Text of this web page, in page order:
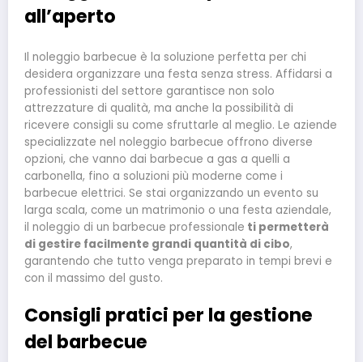
all’aperto
Il noleggio barbecue è la soluzione perfetta per chi
desidera organizzare una festa senza stress. Affidarsi a
professionisti del settore garantisce non solo
attrezzature di qualità, ma anche la possibilità di
ricevere consigli su come sfruttarle al meglio. Le aziende
specializzate nel noleggio barbecue offrono diverse
opzioni, che vanno dai barbecue a gas a quelli a
carbonella, fino a soluzioni più moderne come i
barbecue elettrici. Se stai organizzando un evento su
larga scala, come un matrimonio o una festa aziendale,
il noleggio di un barbecue professionale ti permetterà
di gestire facilmente grandi quantità di cibo,
garantendo che tutto venga preparato in tempi brevi e
con il massimo del gusto.
Consigli pratici per la gestione
del barbecue